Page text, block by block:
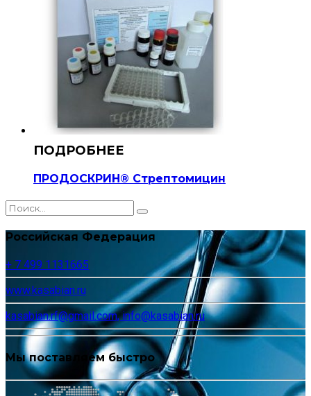
ПРОДОСКРИН® Стрептомицин
Российская Федерация
+ 7 499 1131665
www.kasabian.ru
kasabian.rf@gmail.com, info@kasabian.ru
Мы поставляем быстро